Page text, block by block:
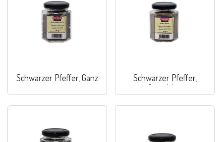
Schwarzer Pfeffer, Ganz
Schwarzer Pfeffer,
Gemahlen